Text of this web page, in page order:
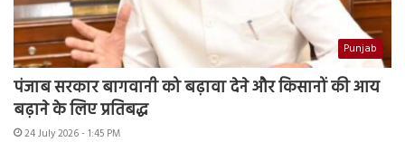
Punjab
पंजाब सरकार बागवानी को बढ़ावा देने और किसानों की आय
बढ़ाने के लिए प्रतिबद्ध
24 July 2026 - 1:45 PM